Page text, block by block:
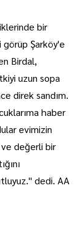
bir
Şarköy'e
Birdal,
uzun sopa
direk sandım.
haber
evimizin
değerli bir
dedi. AA